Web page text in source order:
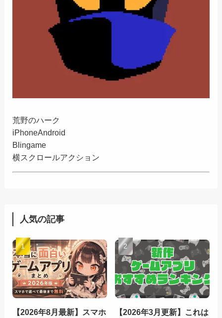
荒野のハーク
iPhoneAndroid
Blingame
横スクロールアクション
人気の記事
【2026年8月最新】スマホ
【2026年3月更新】これは